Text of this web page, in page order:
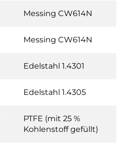
Messing CW614N
Messing CW614N
Edelstahl 1.4301
Edelstahl 1.4305
PTFE (mit 25 %
Kohlenstoff gefüllt)